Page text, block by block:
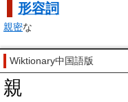
形容詞
親密な
Wiktionary中国語版
親